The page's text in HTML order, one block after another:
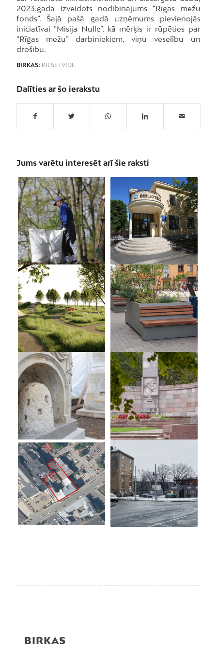
2023.gadā izveidots nodibinājums “Rīgas mežu
fonds”. Šajā pašā gadā uzņēmums pievienojās
iniciatīvai “Misija Nulle”, kā mērķis ir rūpēties par
“Rīgas mežu” darbiniekiem, viņu veselību un
drošību.
BIRKAS: PILSĒTVIDE
Dalīties ar šo ierakstu
Jums varētu interesēt arī šie raksti
BIRKAS